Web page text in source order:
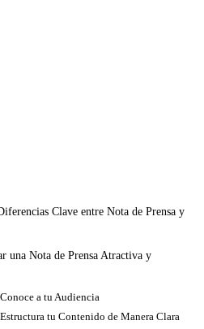
Clave entre Nota de Prensa y
una Nota de Prensa Atractiva y
Conoce a tu Audiencia
Estructura tu Contenido de Manera Clara